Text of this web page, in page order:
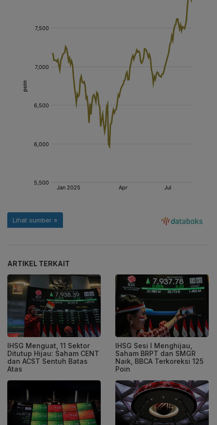
ARTIKEL TERKAIT
IHSG Menguat, 11 Sektor
Ditutup Hijau: Saham CENT
dan ACST Sentuh Batas
Atas
IHSG Sesi I Menghijau,
Saham BRPT dan SMGR
Naik, BBCA Terkoreksi 125
Poin